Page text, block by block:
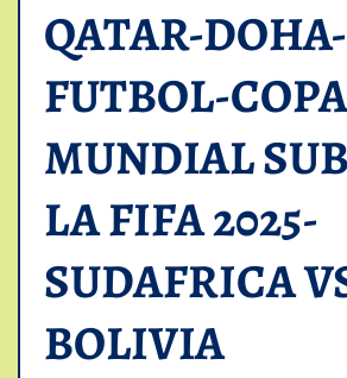
QATAR-DOHA-
FUTBOL-COPA
MUNDIAL
LA FIFA 2025-
SUDAFRICA
BOLIVIA